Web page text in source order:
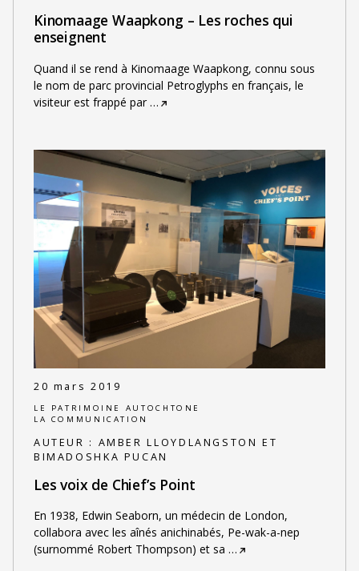
Kinomaage Waapkong – Les roches qui
enseignent
Quand il se rend à Kinomaage Waapkong, connu sous
le nom de parc provincial Petroglyphs en français, le
visiteur est frappé par…
20 mars 2019
LE PATRIMOINE AUTOCHTONE
LA COMMUNICATION
AUTEUR : AMBER LLOYDLANGSTON ET
BIMADOSHKA PUCAN
Les voix de Chief’s Point
En 1938, Edwin Seaborn, un médecin de London,
collabora avec les aînés anichinabés, Pe-wak-a-nep
(surnommé Robert Thompson) et sa …